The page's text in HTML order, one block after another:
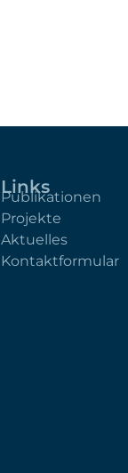
Links
Publikationen
Projekte
Aktuelles
Kontaktformular